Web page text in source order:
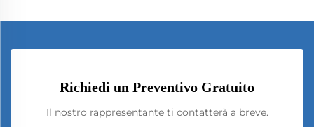
Richiedi un Preventivo Gratuito
Il nostro rappresentante ti contatterà a breve.